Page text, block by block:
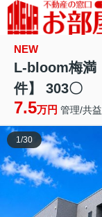
NEW
L-bloom梅満
件】 303〇
7.5万円 管理/共
1/30